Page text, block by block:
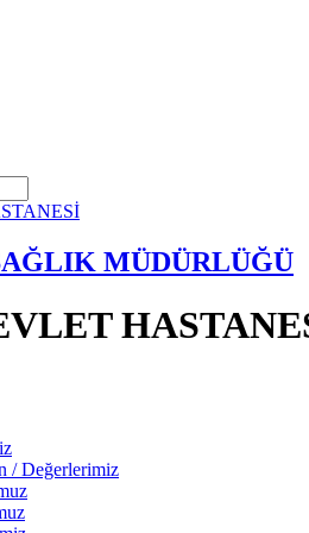
MÜDÜRLÜĞÜ
/ Değerlerimiz